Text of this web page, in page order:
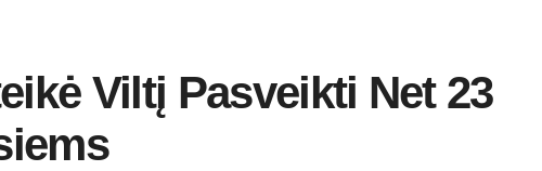
Viltį Pasveikti Net 23